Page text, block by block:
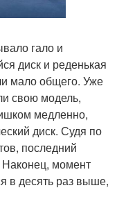
гало и
диск и реденькая
мало общего. Уже
свою модель,
медленно,
диск. Судя по
последний
Наконец, момент
в десять раз выше,